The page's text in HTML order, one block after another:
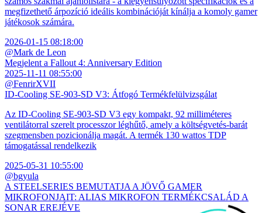
megfizethető árpozíció ideális kombinációját kínálja a komoly gamer
játékosok számára.
2026-01-15 08:18:00
@Mark de Leon
Megjelent a Fallout 4: Anniversary Edition
2025-11-11 08:55:00
@FenrirXVII
ID-Cooling SE-903-SD V3: Átfogó Termékfelülvizsgálat
Az ID-Cooling SE-903-SD V3 egy kompakt, 92 milliméteres
ventilátorral szerelt processzor léghűtő, amely a költségvetés-barát
szegmensben pozicionálja magát. A termék 130 wattos TDP
támogatással rendelkezik
2025-05-31 10:55:00
@bgyula
A STEELSERIES BEMUTATJA A JÖVŐ GAMER
MIKROFONJAIT: ALIAS MIKROFON TERMÉKCSALÁD A
SONAR EREJÉVE